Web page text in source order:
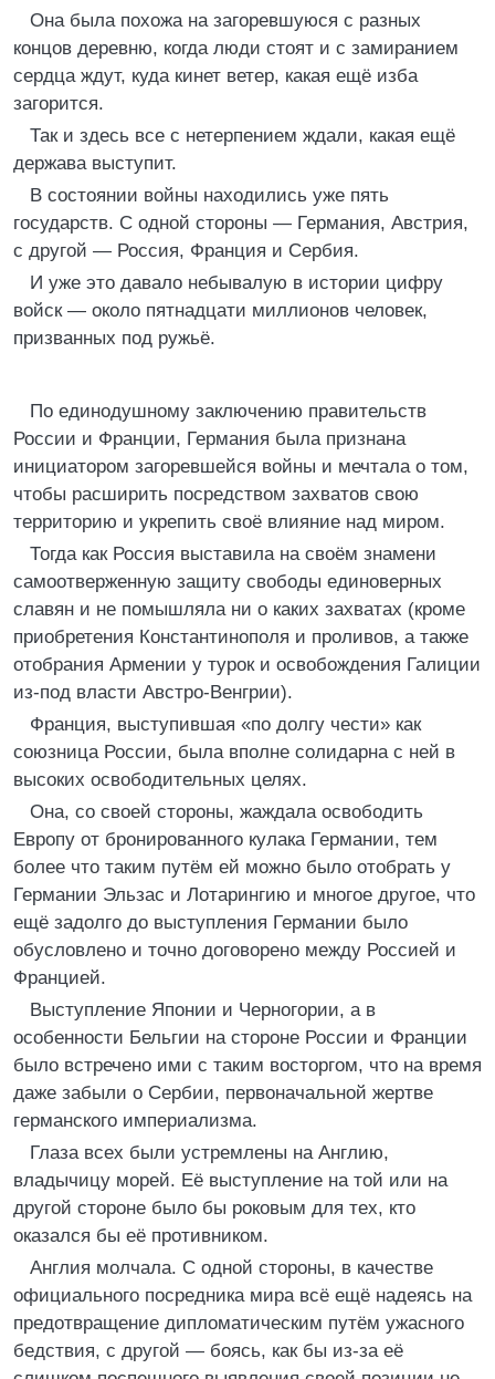
Она была похожа на загоревшуюся с разных
концов деревню, когда люди стоят и с замиранием
сердца ждут, куда кинет ветер, какая ещё изба
загорится.
Так и здесь все с нетерпением ждали, какая ещё
держава выступит.
В состоянии войны находились уже пять
государств. С одной стороны — Германия, Австрия,
с другой — Россия, Франция и Сербия.
И уже это давало небывалую в истории цифру
войск — около пятнадцати миллионов человек,
призванных под ружьё.
По единодушному заключению правительств
России и Франции, Германия была признана
инициатором загоревшейся войны и мечтала о том,
чтобы расширить посредством захватов свою
территорию и укрепить своё влияние над миром.
Тогда как Россия выставила на своём знамени
самоотверженную защиту свободы единоверных
славян и не помышляла ни о каких захватах (кроме
приобретения Константинополя и проливов, а также
отобрания Армении у турок и освобождения Галиции
из-под власти Австро-Венгрии).
Франция, выступившая «по долгу чести» как
союзница России, была вполне солидарна с ней в
высоких освободительных целях.
Она, со своей стороны, жаждала освободить
Европу от бронированного кулака Германии, тем
более что таким путём ей можно было отобрать у
Германии Эльзас и Лотарингию и многое другое, что
ещё задолго до выступления Германии было
обусловлено и точно договорено между Россией и
Францией.
Выступление Японии и Черногории, а в
особенности Бельгии на стороне России и Франции
было встречено ими с таким восторгом, что на время
даже забыли о Сербии, первоначальной жертве
германского империализма.
Глаза всех были устремлены на Англию,
владычицу морей. Её выступление на той или на
другой стороне было бы роковым для тех, кто
оказался бы её противником.
Англия молчала. С одной стороны, в качестве
официального посредника мира всё ещё надеясь на
предотвращение дипломатическим путём ужасного
бедствия, с другой — боясь, как бы из-за её